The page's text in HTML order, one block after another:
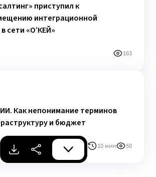
приступил к
интеграционной
сети «О’КЕЙ»
163
Как непонимание терминов
и бюджет
10 мин 50